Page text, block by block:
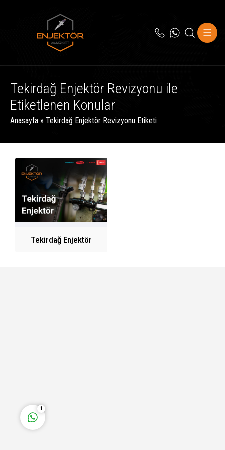
Tekirdağ Enjektör Revizyonu ile
Etiketlenen Konular
Anasayfa » Tekirdağ Enjektör Revizyonu Etiketi
Tekirdağ Enjektör
1